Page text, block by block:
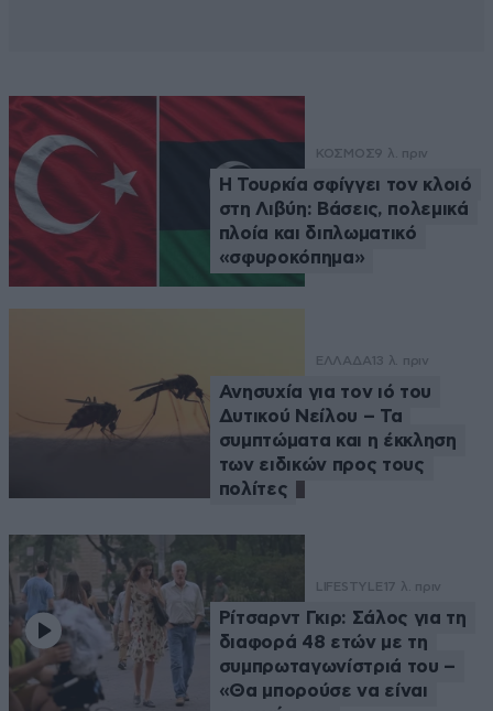
ΚΟΣΜΟΣ9 λ. πριν
Η Τουρκία σφίγγει τον κλοιό
στη Λιβύη: Βάσεις, πολεμικά
πλοία και διπλωματικό
«σφυροκόπημα»
ΕΛΛΑΔΑ 13 λ. πριν
Ανησυχία για τον ιό του
Δυτικού Νείλου – Τα
συμπτώματα και η έκκληση
των ειδικών προς τους
πολίτες
LIFESTYLE 17 λ. πριν
Ρίτσαρντ Γκιρ: Σάλος για τη
διαφορά 48 ετών με τη
συμπρωταγωνίστριά του –
«Θα μπορούσε να είναι